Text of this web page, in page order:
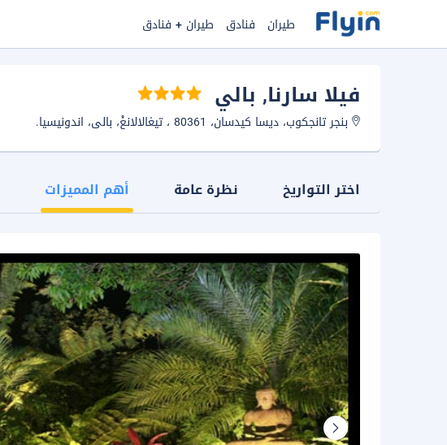
طيران فنادق طيران + فنادق
فيلا سارنا, بالي
بنجر تانجكوب، ديسا كيدسان، 80361 ، تيغالالانغْ، بالى، اندونيسيا.
اختر التواريخ نظرة عامة أهم المميزات